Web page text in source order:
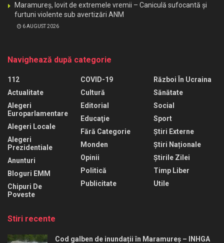
Maramureș, lovit de extremele vremii – Caniculă sufocantă și
furtuni violente sub avertizări ANM
6 AUGUST 2026
Navighează după categorie
112
Actualitate
Alegeri
Europarlamentare
Alegeri Locale
Alegeri
Prezidentiale
Anunturi
Bloguri EMM
Chipuri De
Poveste
COVID-19
Cultură
Editorial
Educaţie
Fără Categorie
Monden
Opinii
Politică
Publicitate
Război În Ucraina
Sănătate
Social
Sport
Știri Externe
Știri Naționale
Știrile Zilei
Timp Liber
Utile
Stiri recente
Cod galben de inundații în Maramureș – INHGA